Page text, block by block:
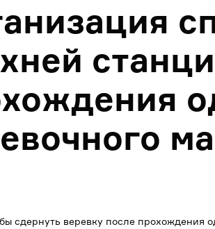
сдернуть веревку после прохождения